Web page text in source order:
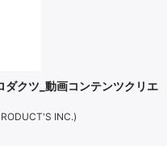
ダクツ_動画コンテンツクリエ
INC.)